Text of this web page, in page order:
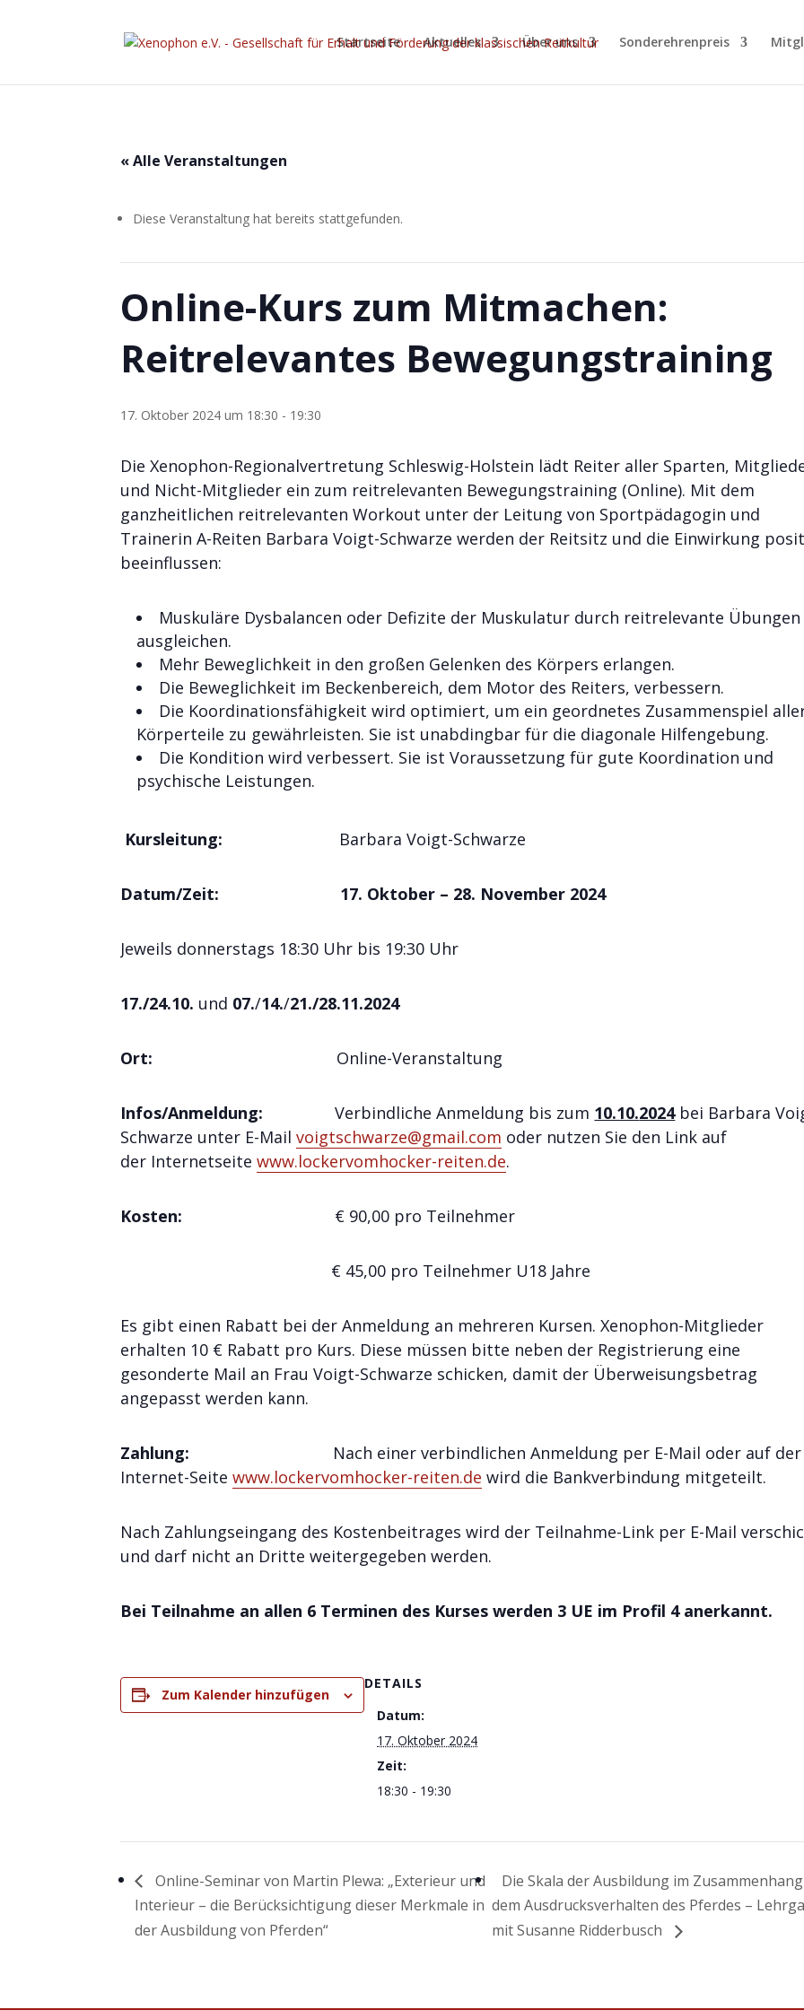
Startseite Aktuelles Über uns Sonderehrenpreis
« Alle Veranstaltungen
Diese Veranstaltung hat bereits stattgefunden.
Online-Kurs zum Mitmachen:
Reitrelevantes Bewegungstraining
17. Oktober 2024 um 18:30 - 19:30
Die Xenophon-Regionalvertretung Schleswig-Holstein lädt Reiter aller Sparten,
und Nicht-Mitglieder ein zum reitrelevanten Bewegungstraining (Online). Mit dem
ganzheitlichen reitrelevanten Workout unter der Leitung von Sportpädagogin und
Trainerin A-Reiten Barbara Voigt-Schwarze werden der Reitsitz und die Einwirkung
beeinflussen:
Muskuläre Dysbalancen oder Defizite der Muskulatur durch reitrelevante Übungen
ausgleichen.
Mehr Beweglichkeit in den großen Gelenken des Körpers erlangen.
Die Beweglichkeit im Beckenbereich, dem Motor des Reiters, verbessern.
Die Koordinationsfähigkeit wird optimiert, um ein geordnetes Zusammenspiel
Körperteile zu gewährleisten. Sie ist unabdingbar für die diagonale Hilfengebung.
Die Kondition wird verbessert. Sie ist Voraussetzung für gute Koordination und
psychische Leistungen.
Kursleitung: Barbara Voigt-Schwarze
Datum/Zeit: 17. Oktober – 28. November 2024
Jeweils donnerstags 18:30 Uhr bis 19:30 Uhr
17./24.10. und 07./14./21./28.11.2024
Ort: Online-Veranstaltung
Infos/Anmeldung:Verbindliche Anmeldung bis zum 10.10.2024bei Barbara
Schwarze unter E-Mailvoigtschwarze@gmail.com oder nutzen Sie den Link auf
der Internetseitewww.lockervomhocker-reiten.de.
Kosten: € 90,00 pro Teilnehmer
€ 45,00 pro Teilnehmer U18 Jahre
Es gibt einen Rabatt bei der Anmeldung an mehreren Kursen. Xenophon-Mitglieder
erhalten 10 € Rabatt pro Kurs. Diese müssen bitte neben der Registrierung eine
gesonderte Mail an Frau Voigt-Schwarze schicken, damit der Überweisungsbetrag
angepasst werden kann.
Zahlung: Nach einer verbindlichen Anmeldung per E-Mail oder auf der
Internet-Seitewww.lockervomhocker-reiten.de wird die Bankverbindung mitgeteilt.
Nach Zahlungseingang des Kostenbeitrages wird der Teilnahme-Link per E-Mail
und darf nicht an Dritte weitergegeben werden.
Bei Teilnahme an allen 6 Terminen des Kurses werden 3 UE im Profil 4 anerkannt.
Zum Kalender hinzufügen
DETAILS
Datum:
17. Oktober 2024
Zeit:
18:30 - 19:30
Online-Seminar von Martin Plewa: „Exterieur und
Interieur – die Berücksichtigung dieser Merkmale in
der Ausbildung von Pferden“
Die Skala der Ausbildung im
dem Ausdrucksverhalten des Pferdes –
mit Susanne Ridderbusch